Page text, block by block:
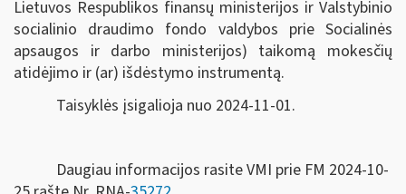
Lietuvos Respublikos finansų ministerijos ir Valstybinio
socialinio draudimo fondo valdybos prie Socialinės
apsaugos ir darbo ministerijos) taikomą mokesčių
atidėjimo ir (ar) išdėstymo instrumentą.
Taisyklės įsigalioja nuo 2024-11-01.
Daugiau informacijos rasite VMI prie FM 2024-10-